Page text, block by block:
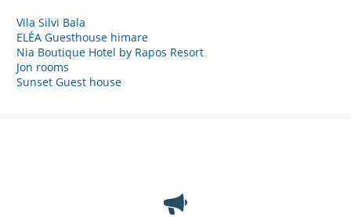
Vila Silvi Bala
ELÉA Guesthouse himare
Nia Boutique Hotel by Rapos Resort
Jon rooms
Sunset Guest house